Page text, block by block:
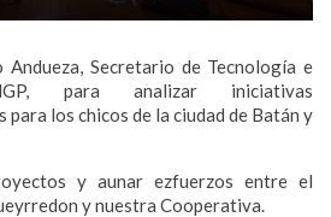
Secretario de Tecnología e
para analizar iniciativas
los chicos de la ciudad de Batán y
y aunar ezfuerzos entre el
y nuestra Cooperativa.